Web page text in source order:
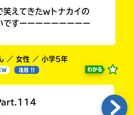
笑えてきたwトナカイの
ですーーーーーーーーー
／ 女性 ／ 小学5年
注目 !! わかる